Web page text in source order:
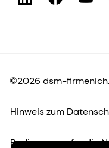
©2026 dsm-
Hinweis zum
Bedingungen für die